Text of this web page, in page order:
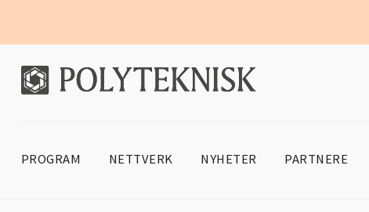
PROGRAM NETTVERK NYHETER PARTNERE